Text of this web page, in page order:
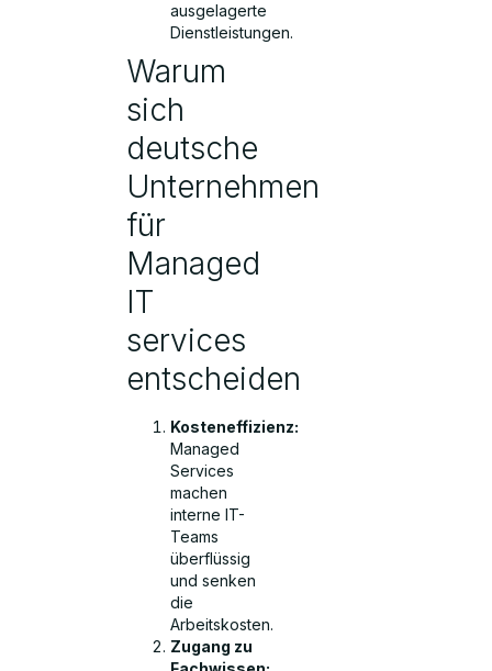
ausgelagerte
Dienstleistungen.
Warum
sich
deutsche
Unternehmen
für
Managed
IT
services
entscheiden
Kosteneffizienz:
Managed
Services
machen
interne IT-
Teams
überflüssig
und senken
die
Arbeitskosten.
Zugang zu